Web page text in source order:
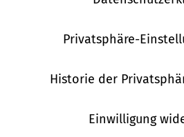
Privatsphäre-
Historie der
Einwilligung